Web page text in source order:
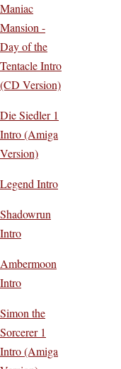
Maniac
Mansion -
Day of the
Tentacle Intro
(CD Version)
Die Siedler 1
Intro (Amiga
Version)
Legend Intro
Shadowrun
Intro
Ambermoon
Intro
Simon the
Sorcerer 1
Intro (Amiga